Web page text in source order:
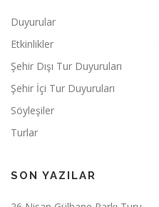
Duyurular
Etkinlikler
Şehir Dışı Tur Duyuruları
Şehir İçi Tur Duyuruları
Söyleşiler
Turlar
SON YAZILAR